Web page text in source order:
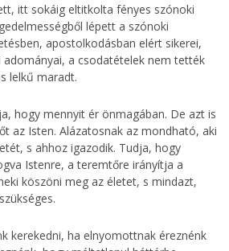
itt sokáig eltitkolta fényes szónoki
lépett a szónoki
apostolkodásban elért sikerei,
adományai, a csodatételek nem tették
lelkű maradt.
hogy mennyit ér önmagában. De azt is
az Isten. Alázatosnak az mondható, aki
s ahhoz igazodik. Tudja, hogy
Istenre, a teremtőre irányítja a
köszöni meg az életet, s mindazt,
kerekedni, ha elnyomottnak éreznénk